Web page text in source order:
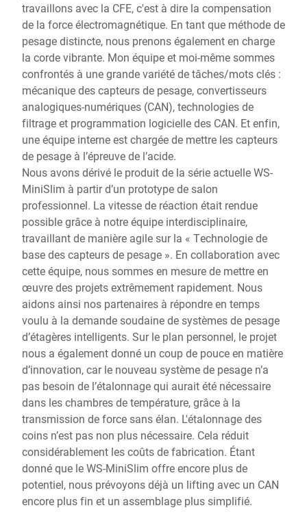
travaillons avec la CFE, c'est à dire la compensation
de la force électromagnétique. En tant que méthode de
pesage distincte, nous prenons également en charge
la corde vibrante. Mon équipe et moi-même sommes
confrontés à une grande variété de tâches/mots clés :
mécanique des capteurs de pesage, convertisseurs
analogiques-numériques (CAN), technologies de
filtrage et programmation logicielle des CAN. Et enfin,
une équipe interne est chargée de mettre les capteurs
de pesage à l’épreuve de l’acide.
Nous avons dérivé le produit de la série actuelle WS-
MiniSlim à partir d’un prototype de salon
professionnel. La vitesse de réaction était rendue
possible grâce à notre équipe interdisciplinaire,
travaillant de manière agile sur la « Technologie de
base des capteurs de pesage ». En collaboration avec
cette équipe, nous sommes en mesure de mettre en
œuvre des projets extrêmement rapidement. Nous
aidons ainsi nos partenaires à répondre en temps
voulu à la demande soudaine de systèmes de pesage
d’étagères intelligents. Sur le plan personnel, le projet
nous a également donné un coup de pouce en matière
d’innovation, car le nouveau système de pesage n’a
pas besoin de l’étalonnage qui aurait été nécessaire
dans les chambres de température, grâce à la
transmission de force sans élan. L'étalonnage des
coins n’est pas non plus nécessaire. Cela réduit
considérablement les coûts de fabrication. Étant
donné que le WS-MiniSlim offre encore plus de
potentiel, nous prévoyons déjà un lifting avec un CAN
encore plus fin et un assemblage plus simplifié.